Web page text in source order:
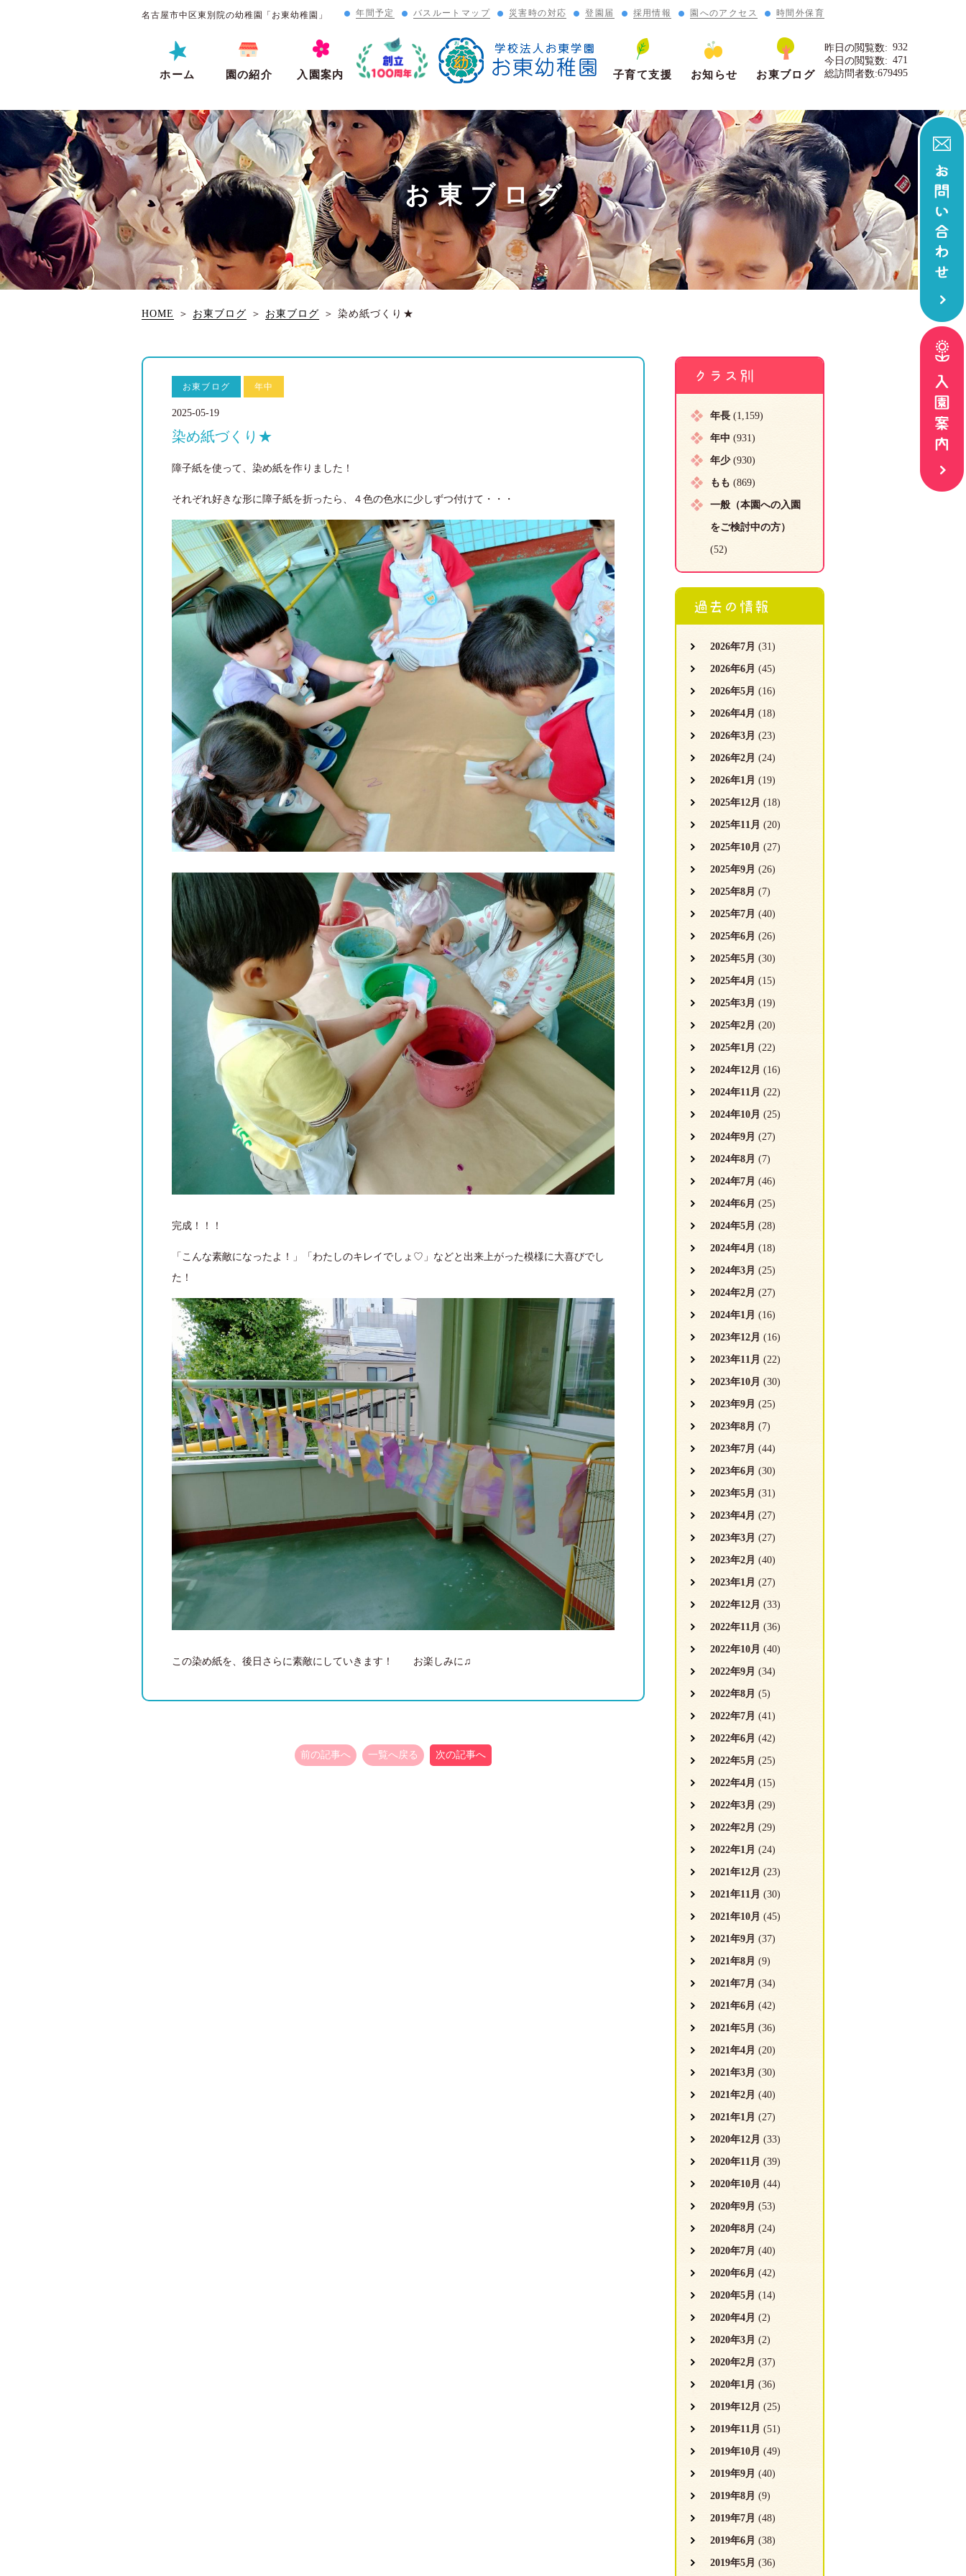
名古屋市中区東別院の幼稚園「お東幼稚園」 年間予定 バスルートマップ 災害時の対応 登園届 採用情報 園へのアクセス 時間外保育
ホーム 園の紹介 入園案内 子育て支援 お知らせ お東ブログ
932
昨日の閲覧数:
471
今日の閲覧数:
679495
総訪問者数:
お東ブログ
HOME ＞ お東ブログ ＞ お東ブログ ＞ 染め紙づくり★
お東ブログ 年中
2025-05-19
染め紙づくり★
障子紙を使って、染め紙を作りました！
それぞれ好きな形に障子紙を折ったら、４色の色水に少しずつ付けて・・・
完成！！！
「こんな素敵になったよ！」「わたしのキレイでしょ♡」などと出来上がった模様に大喜びでし
た！
この染め紙を、後日さらに素敵にしていきます！ お楽しみに♫
前の記事へ 一覧へ戻る 次の記事へ
クラス別
年長 (1,159)
年中 (931)
年少(930)
もも (869)
一般（本園への入園
をご検討中の方）
(52)
過去の情報
2026年7月 (31)
2026年6月 (45)
2026年5月 (16)
2026年4月 (18)
2026年3月 (23)
2026年2月 (24)
2026年1月 (19)
2025年12月 (18)
2025年11月 (20)
2025年10月 (27)
2025年9月 (26)
2025年8月 (7)
2025年7月 (40)
2025年6月 (26)
2025年5月 (30)
2025年4月 (15)
2025年3月 (19)
2025年2月 (20)
2025年1月 (22)
2024年12月 (16)
2024年11月 (22)
2024年10月 (25)
2024年9月 (27)
2024年8月 (7)
2024年7月 (46)
2024年6月 (25)
2024年5月 (28)
2024年4月 (18)
2024年3月 (25)
2024年2月 (27)
2024年1月 (16)
2023年12月 (16)
2023年11月 (22)
2023年10月 (30)
2023年9月 (25)
2023年8月 (7)
2023年7月 (44)
2023年6月 (30)
2023年5月 (31)
2023年4月 (27)
2023年3月 (27)
2023年2月 (40)
2023年1月 (27)
2022年12月 (33)
2022年11月 (36)
2022年10月 (40)
2022年9月 (34)
2022年8月 (5)
2022年7月 (41)
2022年6月 (42)
2022年5月 (25)
2022年4月 (15)
2022年3月 (29)
2022年2月 (29)
2022年1月 (24)
2021年12月 (23)
2021年11月 (30)
2021年10月 (45)
2021年9月 (37)
2021年8月 (9)
2021年7月 (34)
2021年6月 (42)
2021年5月 (36)
2021年4月 (20)
2021年3月 (30)
2021年2月 (40)
2021年1月 (27)
2020年12月 (33)
2020年11月 (39)
2020年10月 (44)
2020年9月 (53)
2020年8月 (24)
2020年7月 (40)
2020年6月 (42)
2020年5月 (14)
2020年4月 (2)
2020年3月 (2)
2020年2月 (37)
2020年1月 (36)
2019年12月 (25)
2019年11月 (51)
2019年10月 (49)
2019年9月 (40)
2019年8月 (9)
2019年7月 (48)
2019年6月 (38)
2019年5月 (36)